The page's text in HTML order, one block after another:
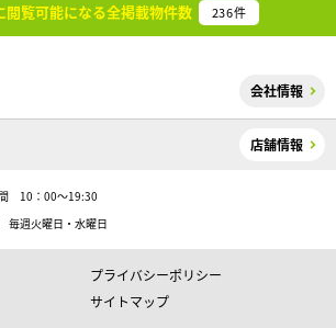
閲覧可能になる全掲載物件数 236件
会社情報
店舗情報
10：00～19:30
週火曜日・水曜日
プライバシーポリシー
サイトマップ